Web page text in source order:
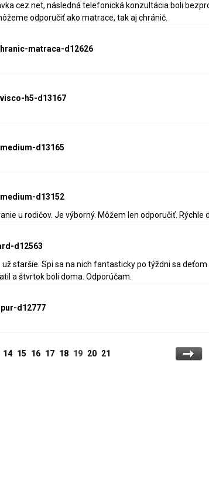
cez net, následná telefonická konzultácia boli
odporučiť ako matrace, tak aj chránič.
matraca-d12626
h5-d13167
d13165
d13152
u rodičov. Je výborný. Môžem len odporučiť. Rýchle
d12563
staršie. Spi sa na nich fantasticky po týždni sa
a štvrtok boli doma. Odporúčam.
d12777
14 15 16 17 18 19 20 21